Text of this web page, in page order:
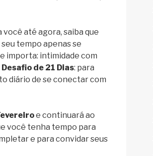
você até agora, saiba que
tempo apenas se
importa: intimidade com
Desafio de 21 Dias: para
diário de se conectar com
e continuará ao
você tenha tempo para
e para convidar seus